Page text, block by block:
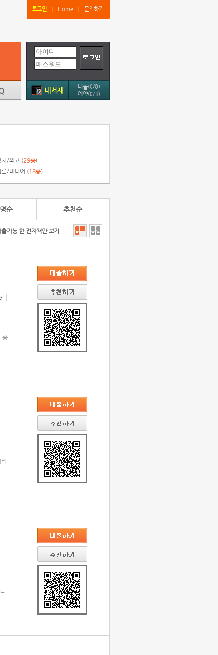
로그인 Home 문의하기
대출(0/0)
예약(0/3)
치/외교 (29종)
론/미디어 (18종)
순 추천순
출가능 한 전자책만 보기
중